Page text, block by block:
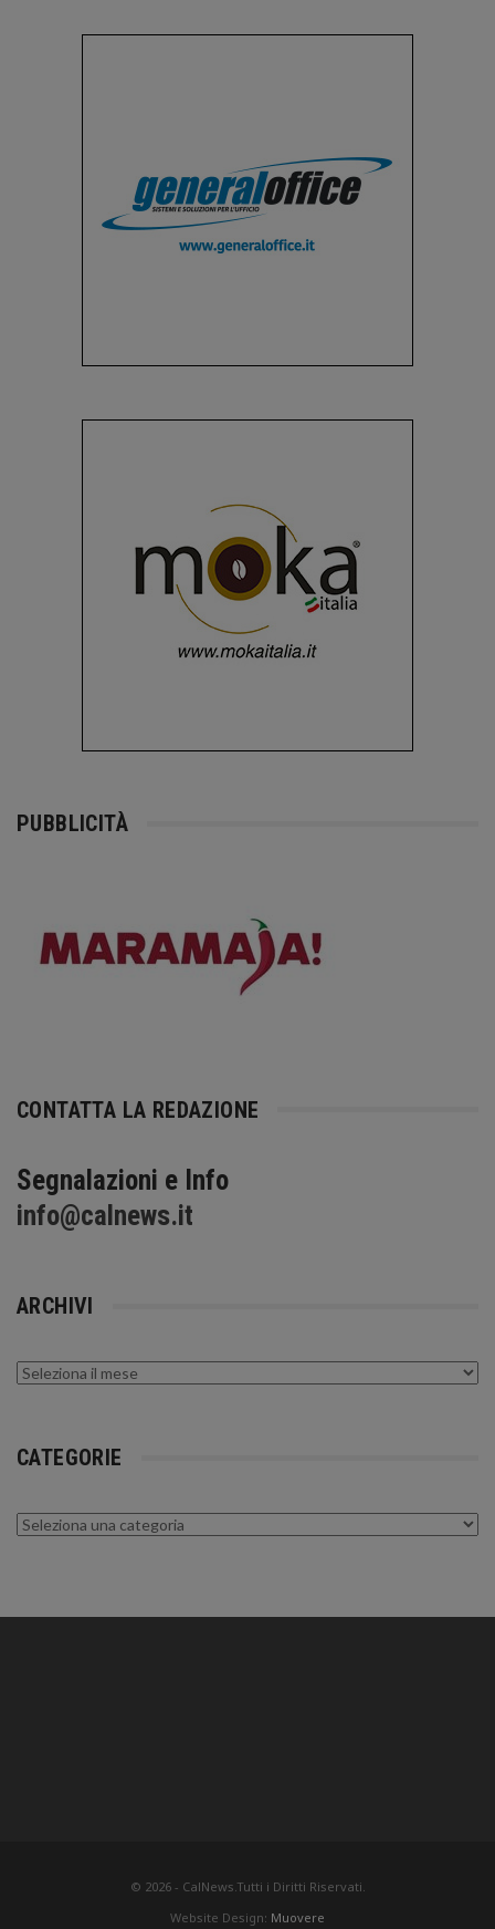
PUBBLICITÀ
CONTATTA LA REDAZIONE
Segnalazioni e Info
info@calnews.it
ARCHIVI
Archivi
CATEGORIE
Categorie
© 2026 - CalNews.Tutti i Diritti Riservati.
Website Design: Muovere